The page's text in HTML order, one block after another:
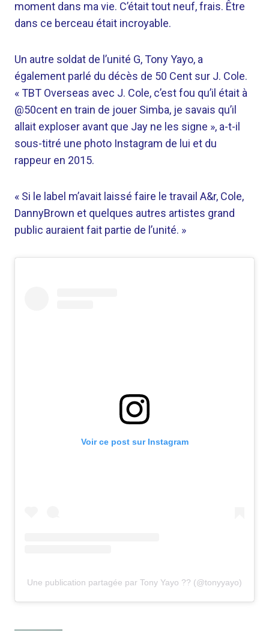
moment dans ma vie. C’était tout neuf, frais. Être
dans ce berceau était incroyable.
Un autre soldat de l’unité G, Tony Yayo, a
également parlé du décès de 50 Cent sur J. Cole.
« TBT Overseas avec J. Cole, c’est fou qu’il était à
@50cent en train de jouer Simba, je savais qu’il
allait exploser avant que Jay ne les signe », a-t-il
sous-titré une photo Instagram de lui et du
rappeur en 2015.
« Si le label m’avait laissé faire le travail A&r, Cole,
DannyBrown et quelques autres artistes grand
public auraient fait partie de l’unité. »
Voir ce post sur Instagram
Une publication partagée par Tony Yayo ?? (@tonyyayo)